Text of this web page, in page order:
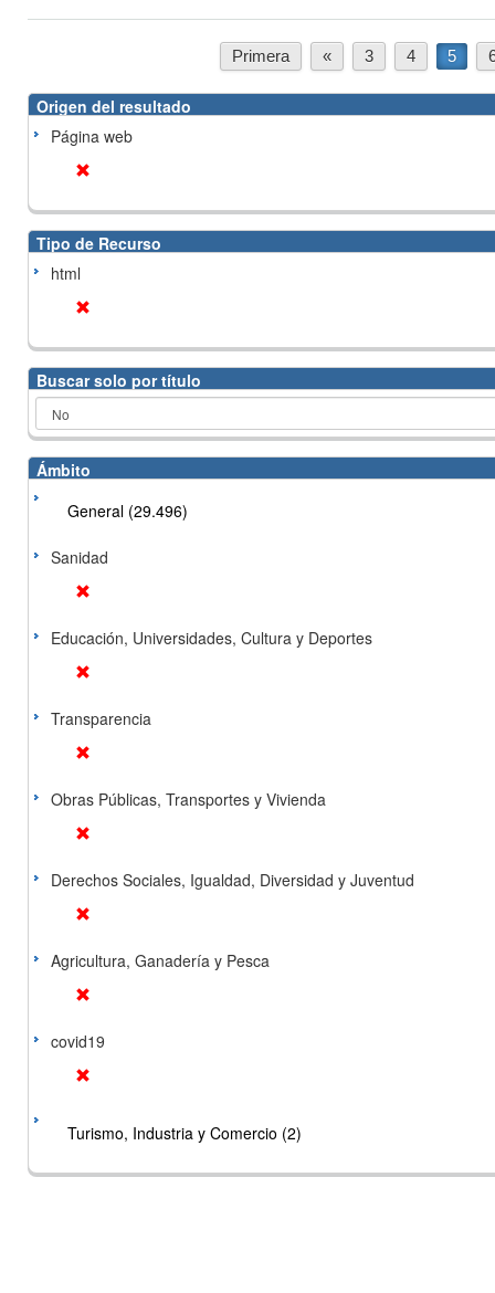
Primera « 3 4 5
Origen del resultado
Página web
Tipo de Recurso
html
Buscar solo por título
Ámbito
General (29.496)
Sanidad
Educación, Universidades, Cultura y Deportes
Transparencia
Obras Públicas, Transportes y Vivienda
Derechos Sociales, Igualdad, Diversidad y Juventud
Agricultura, Ganadería y Pesca
covid19
Turismo, Industria y Comercio (2)